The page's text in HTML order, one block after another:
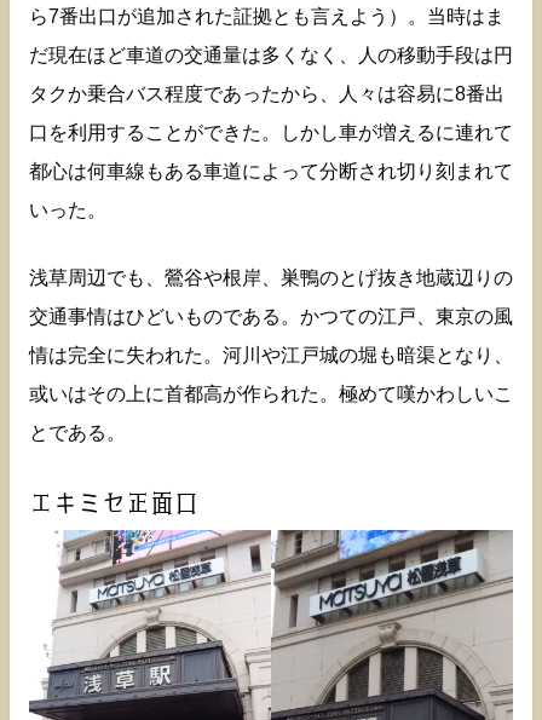
ら7番出口が追加された証拠とも言えよう）。当時はま
だ現在ほど車道の交通量は多くなく、人の移動手段は円
タクか乗合バス程度であったから、人々は容易に8番出
口を利用することができた。しかし車が増えるに連れて
都心は何車線もある車道によって分断され切り刻まれて
いった。
浅草周辺でも、鶯谷や根岸、巣鴨のとげ抜き地蔵辺りの
交通事情はひどいものである。かつての江戸、東京の風
情は完全に失われた。河川や江戸城の堀も暗渠となり、
或いはその上に首都高が作られた。極めて嘆かわしいこ
とである。
エキミセ正面口